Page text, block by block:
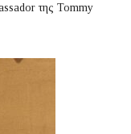
της Tommy